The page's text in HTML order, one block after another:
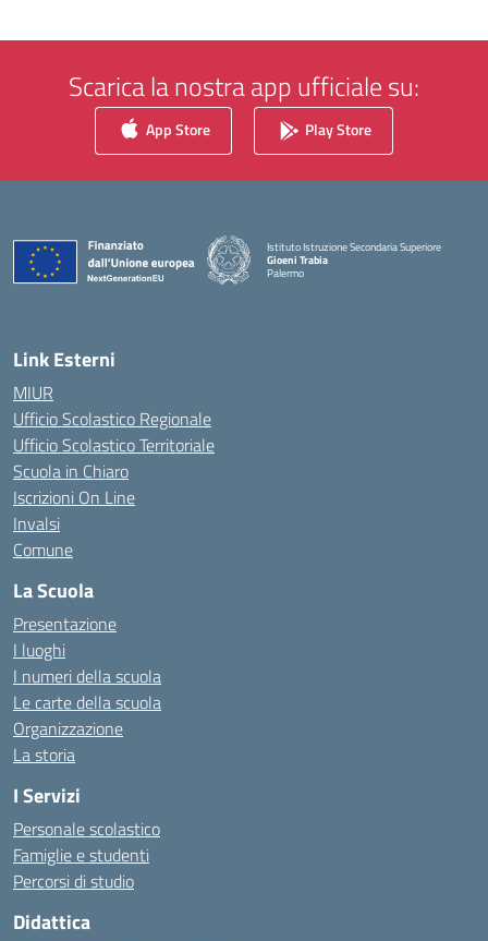
Scarica la nostra app ufficiale su:
App Store Play Store
Istituto Istruzione Secondaria Superiore
Gioeni Trabia
Palermo
Link Esterni
MIUR
Ufficio Scolastico Regionale
Ufficio Scolastico Territoriale
Scuola in Chiaro
Iscrizioni On Line
Invalsi
Comune
La Scuola
Presentazione
I luoghi
I numeri della scuola
Le carte della scuola
Organizzazione
La storia
I Servizi
Personale scolastico
Famiglie e studenti
Percorsi di studio
Didattica